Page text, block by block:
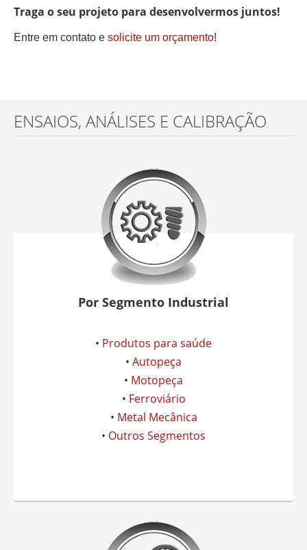
Traga o seu projeto para desenvolvermos juntos!
Entre em contato e solicite um orçamento!
ENSAIOS, ANÁLISES E CALIBRAÇÃO
Por Segmento Industrial
• Produtos para saúde
• Autopeça
• Motopeça
• Ferroviário
• Metal Mecânica
• Outros Segmentos